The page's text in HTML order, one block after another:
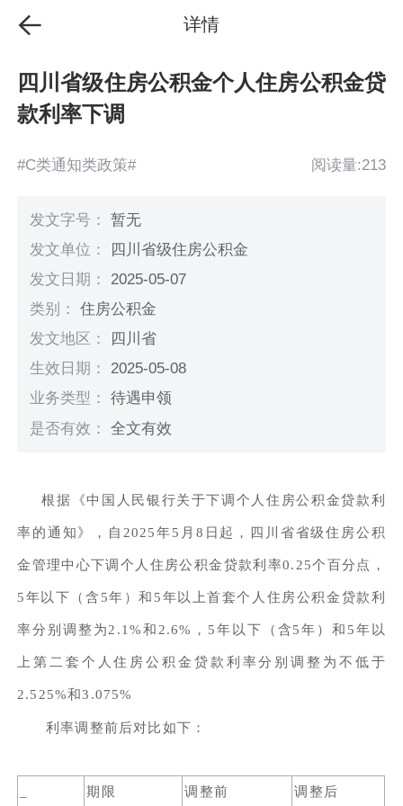
详情
四川省级住房公积金个人住房公积金贷
款利率下调
#C类通知类政策# 阅读量:213
发文字号：暂无
发文单位： 四川省级住房公积金
发文日期： 2025-05-07
类别：住房公积金
发文地区：
四川省
生效日期： 2025-05-08
业务类型：待遇申领
是否有效：全文有效
根据《中国人民银行关于下调个人住房公积金贷款利
率的通知》，自2025年5月8日起，四川省省级住房公积
金管理中心下调个人住房公积金贷款利率0.25个百分点，
5年以下（含5年）和5年以上首套个人住房公积金贷款利
率分别调整为2.1%和2.6%，5年以下（含5年）和5年以
上第二套个人住房公积金贷款利率分别调整为不低于
2.525%和3.075%
利率调整前后对比如下：
期限 调整前 调整后